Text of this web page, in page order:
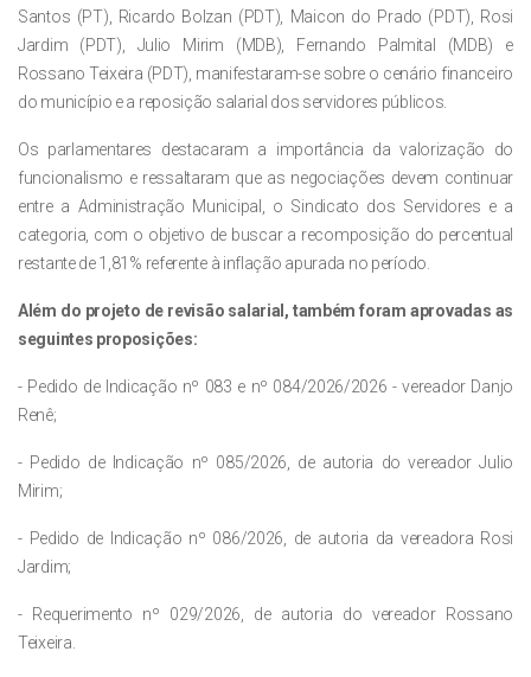
Santos (PT), Ricardo Bolzan (PDT), Maicon do Prado (PDT), Rosi
Jardim (PDT), Julio Mirim (MDB), Fernando Palmital (MDB) e
Rossano Teixeira (PDT), manifestaram-se sobre o cenário financeiro
do município e a reposição salarial dos servidores públicos.
Os parlamentares destacaram a importância da valorização do
funcionalismo e ressaltaram que as negociações devem continuar
entre a Administração Municipal, o Sindicato dos Servidores e a
categoria, com o objetivo de buscar a recomposição do percentual
restante de 1,81% referente à inflação apurada no período.
Além do projeto de revisão salarial, também foram aprovadas as
seguintes proposições:
- Pedido de Indicação nº 083 e nº 084/2026/2026 - vereador Danjo
Renê;
- Pedido de Indicação nº 085/2026, de autoria do vereador Julio
Mirim;
- Pedido de Indicação nº 086/2026, de autoria da vereadora Rosi
Jardim;
- Requerimento nº 029/2026, de autoria do vereador Rossano
Teixeira.